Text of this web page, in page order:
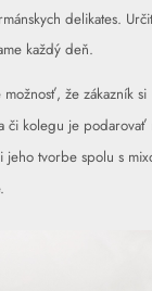
delikates.
každý deň.
že zákazník si
či kolegu je podarovať
jeho tvorbe spolu s